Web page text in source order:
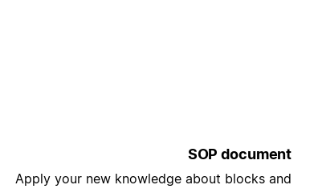
SOP document
Apply your new knowledge about blocks and